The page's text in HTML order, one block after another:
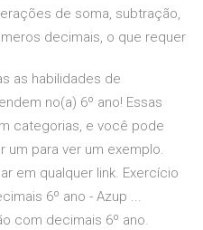
de soma, subtração,
decimais, o que requer
as habilidades de
no(a) 6º ano! Essas
categorias, e você pode
um para ver um exemplo.
em qualquer link. Exercício
6º ano - Azup ...
com decimais 6º ano.